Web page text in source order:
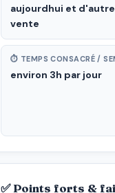
aujourdhui et
vente
⏱ TEMPS CONSACRÉ /
environ 3h par jour
✅ Points forts &